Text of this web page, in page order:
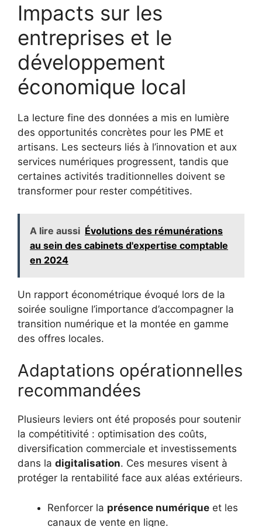
Impacts sur les
entreprises et le
développement
économique local
La lecture fine des données a mis en lumière
des opportunités concrètes pour les PME et
artisans. Les secteurs liés à l’innovation et aux
services numériques progressent, tandis que
certaines activités traditionnelles doivent se
transformer pour rester compétitives.
A lire aussi Évolutions des rémunérations
au sein des cabinets d'expertise comptable
en 2024
Un rapport économétrique évoqué lors de la
soirée souligne l’importance d’accompagner la
transition numérique et la montée en gamme
des offres locales.
Adaptations opérationnelles
recommandées
Plusieurs leviers ont été proposés pour soutenir
la compétitivité : optimisation des coûts,
diversification commerciale et investissements
dans la digitalisation. Ces mesures visent à
protéger la rentabilité face aux aléas extérieurs.
Renforcer la présence numérique et les
canaux de vente en ligne.